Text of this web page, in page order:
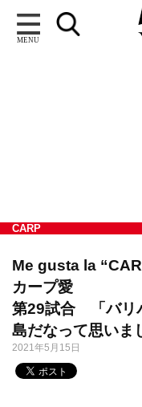
MENU
CARP
Me gusta la
カープ愛
第29試合 「バリ
島だなって思いま
2021年5月15日